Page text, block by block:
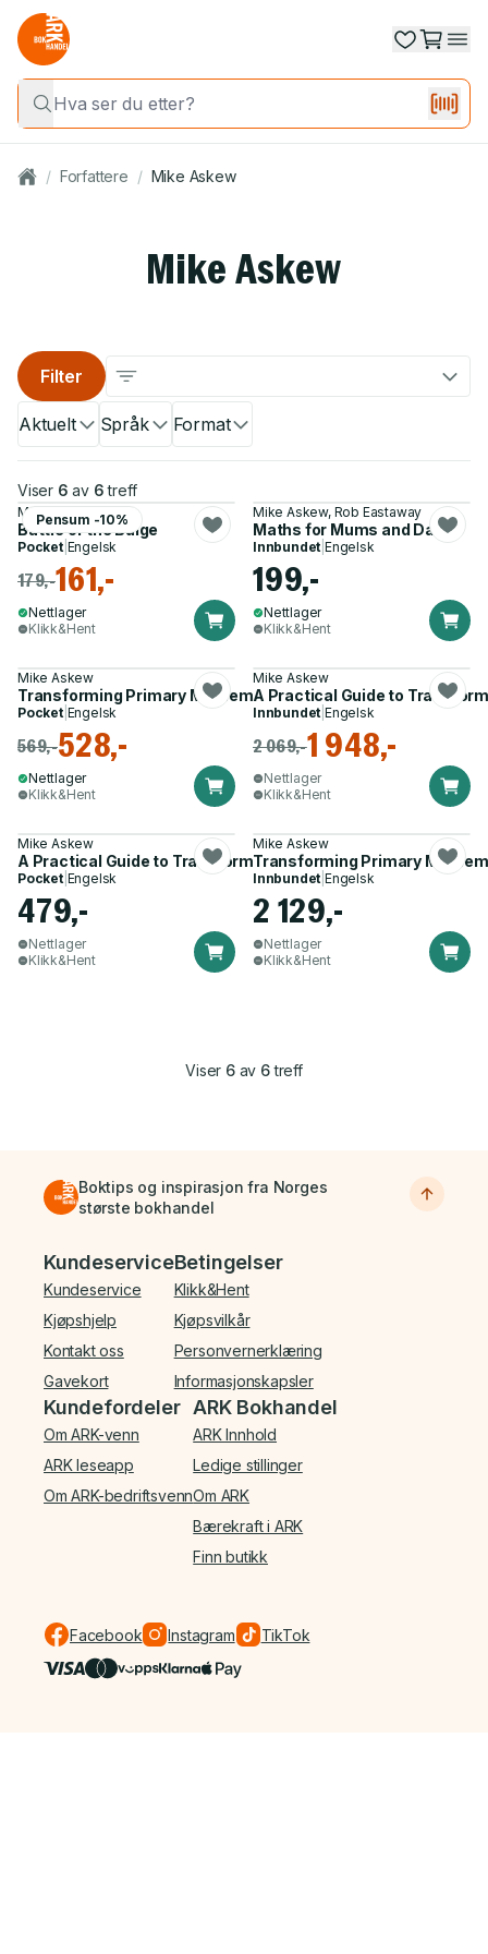
/ Forfattere / Mike Askew
Mike Askew
Aktuelt Språk Format
Filter
Viser 6 av 6 treff
Pensum -10%
Mike Askew
Battle of the Bulge
Pocket| Engelsk
179,-161,-
Nettlager
Klikk&Hent
Mike Askew, Rob Eastaway
Maths for Mums and Dads
Innbundet |Engelsk
199,-
Nettlager
Klikk&Hent
Mike Askew
Transforming Primary Mathematics
Pocket| Engelsk
569,-528,-
Nettlager
Klikk&Hent
Mike Askew
A Practical Guide to
Innbundet |Engelsk
2 069,-1 948,-
Nettlager
Klikk&Hent
Mike Askew
A Practical Guide to Transforming Primary Mathematics
Pocket| Engelsk
479,-
Nettlager
Klikk&Hent
Mike Askew
Transforming Primary
Innbundet |Engelsk
2 129,-
Nettlager
Klikk&Hent
Viser 6av 6treff
Boktips og inspirasjon fra Norges
største bokhandel
Bunnmeny
Kundeservice
Kundeservice
Kjøpshjelp
Kontakt oss
Gavekort
Betingelser
Klikk&Hent
Kjøpsvilkår
Personvernerklæring
Informasjonskapsler
Kundefordeler
Om ARK-venn
ARK leseapp
Om ARK-bedriftsvenn
ARK Bokhandel
ARK Innhold
Ledige stillinger
Om ARK
Bærekraft i ARK
Finn butikk
Facebook Instagram TikTok